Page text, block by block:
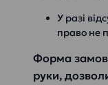
У разі
право не
Форма
руки,